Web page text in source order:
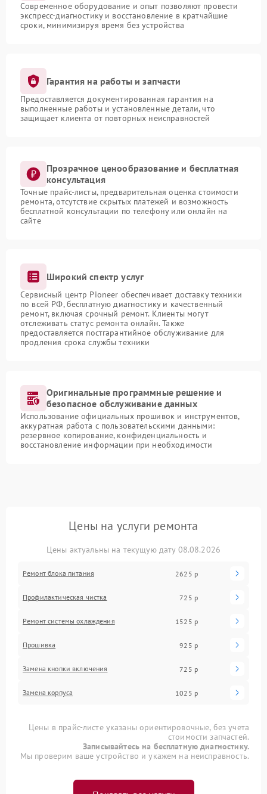
Современное оборудование и опыт позволяют провести
экспресс-диагностику и восстановление в кратчайшие
сроки, минимизируя время без устройства
Гарантия на работы и запчасти
Предоставляется документированная гарантия на
выполненные работы и установленные детали, что
защищает клиента от повторных неисправностей
Прозрачное ценообразование и бесплатная
консультация
Точные прайс-листы, предварительная оценка стоимости
ремонта, отсутствие скрытых платежей и возможность
бесплатной консультации по телефону или онлайн на
сайте
Широкий спектр услуг
Сервисный центр Pioneer обеспечивает доставку техники
по всей РФ, бесплатную диагностику и качественный
ремонт, включая срочный ремонт. Клиенты могут
отслеживать статус ремонта онлайн. Также
предоставляется постгарантийное обслуживание для
продления срока службы техники
Оригинальные программные решение и
безопасное обслуживание данных
Использование официальных прошивок и инструментов,
аккуратная работа с пользовательскими данными:
резервное копирование, конфиденциальность и
восстановление информации при необходимости
Цены на услуги ремонта
Цены актуальны на текущую дату 08.08.2026
Ремонт блока питания 2625 р
Профилактическая чистка 725 р
Ремонт системы охлаждения 1525 р
Прошивка 925 р
Замена кнопки включения 725 р
Замена корпуса 1025 р
Цены в прайс-листе указаны ориентировочные, без учета
стоимости запчастей.
Записывайтесь на бесплатную диагностику.
Мы проверим ваше устройство и укажем на неисправность.